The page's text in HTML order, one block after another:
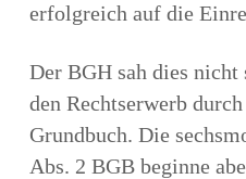
erfolgreich auf die
Der BGH sah dies
den Rechtserwerb
Grundbuch. Die
Abs. 2 BGB beginne